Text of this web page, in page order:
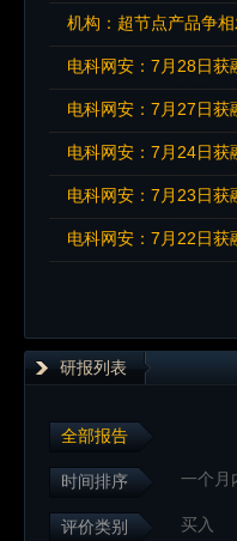
机构：超节点产品争
电科网安：7月28日
电科网安：7月27日
电科网安：7月24日
电科网安：7月23日
电科网安：7月22日
研报列表
全部报告
时间排序 一个月
评价类别 买入